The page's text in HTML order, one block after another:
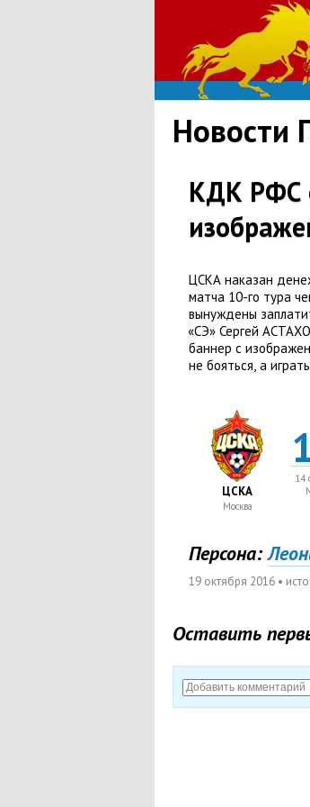
КДК РФС
ЦСКА наказан
матча 10-го тура
вынуждены
«СЭ» Сергей
баннер с
не бояться, а
ЦСКА
Москва
14
Персона:
19 октября 2016 •
Оставить